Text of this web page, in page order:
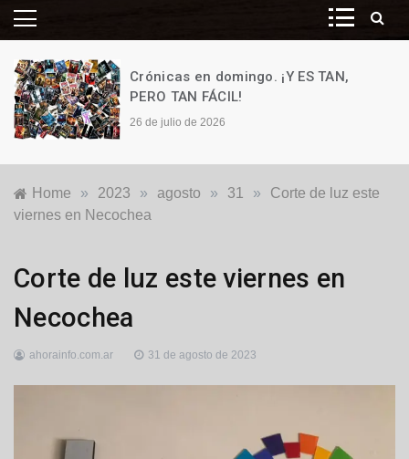
Crónicas en domingo. ¡Y ES TAN,
PERO TAN FÁCIL!
26 de julio de 2026
Home » 2023 » agosto » 31 »
Corte de luz este
viernes en Necochea
Generales
Locales
Corte de luz este viernes en
Necochea
ahorainfo.com.ar 31 de agosto de 2023